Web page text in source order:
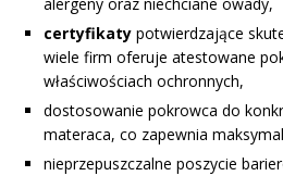
alergeny oraz niechciane owady,
certyfikaty potwierdzające
wiele firm oferuje atestowane
właściwościach ochronnych,
dostosowanie pokrowca do
materaca, co zapewnia
nieprzepuszczalne poszycie